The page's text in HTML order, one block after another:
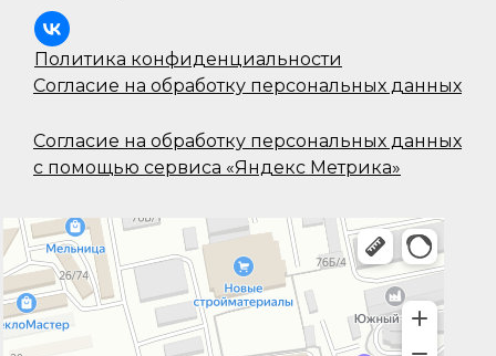
Согласие на обработку персональных данных
с помощью сервиса «Яндекс Метрика»
Согласие на обработку персональных данных
Политика конфиденциальности
Атлант стекло
Системы перегородок в Севастополе
Душевые кабины в Севастополе